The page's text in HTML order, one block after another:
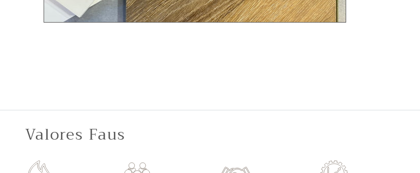
Valores Faus